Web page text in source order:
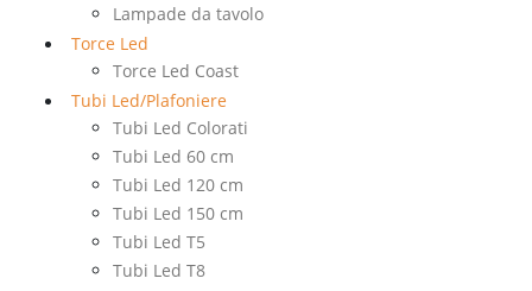
Lampade da tavolo
Torce Led
Torce Led Coast
Tubi Led/Plafoniere
Tubi Led Colorati
Tubi Led 60 cm
Tubi Led 120 cm
Tubi Led 150 cm
Tubi Led T5
Tubi Led T8